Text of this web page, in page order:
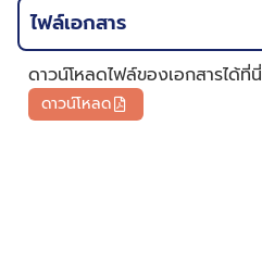
ไฟล์เอกสาร
ดาวน์โหลดไฟล์ของเอกสารได้ที่นี่
ดาวน์โหลด